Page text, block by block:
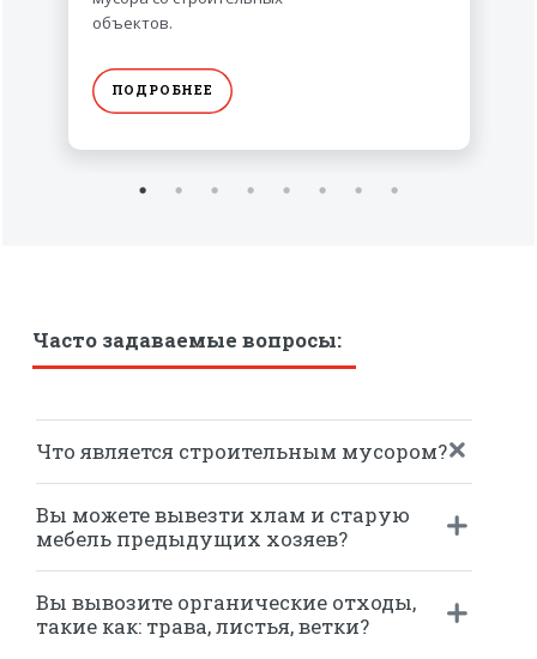
объектов.
ПОДРОБНЕЕ
Часто задаваемые вопросы:
Что является строительным мусором?
Вы можете вывезти хлам и старую
мебель предыдущих хозяев?
Вы вывозите органические отходы,
такие как: трава, листья, ветки?